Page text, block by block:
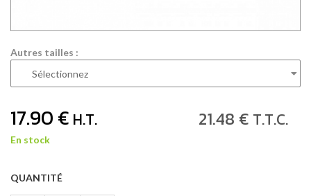
Autres tailles :
17.90€ H.T. 21.48 € T.T.C.
En stock
QUANTITÉ